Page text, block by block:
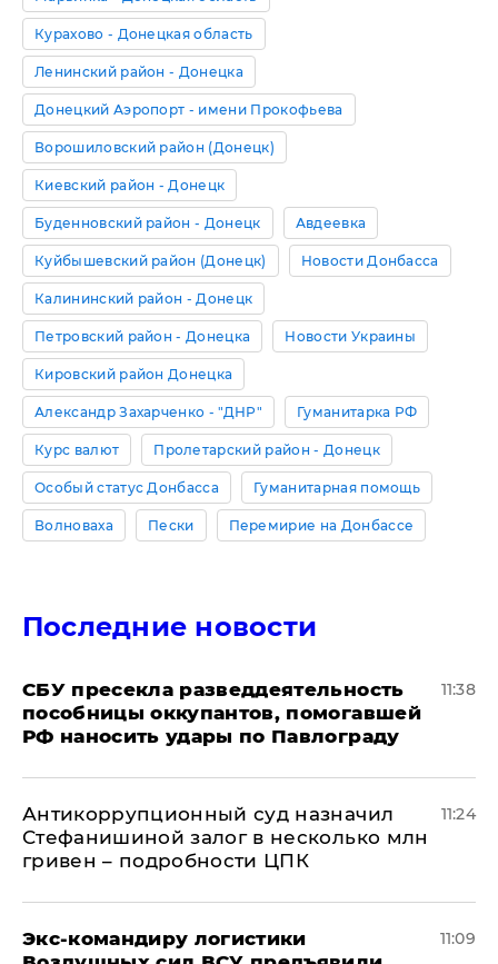
Курахово - Донецкая область
Ленинский район - Донецка
Донецкий Аэропорт - имени Прокофьева
Ворошиловский район (Донецк)
Киевский район - Донецк
Буденновский район - Донецк Авдеевка
Куйбышевский район (Донецк) Новости Донбасса
Калининский район - Донецк
Петровский район - Донецка Новости Украины
Кировский район Донецка
Александр Захарченко - "ДНР" Гуманитарка РФ
Курс валют Пролетарский район - Донецк
Особый статус Донбасса Гуманитарная помощь
Волноваха Пески Перемирие на Донбассе
Последние новости
СБУ пресекла разведдеятельность
пособницы оккупантов, помогавшей
РФ наносить удары по Павлограду
11:38
Антикоррупционный суд назначил
Стефанишиной залог в несколько млн
гривен – подробности ЦПК
11:24
Экс-командиру логистики
11:09